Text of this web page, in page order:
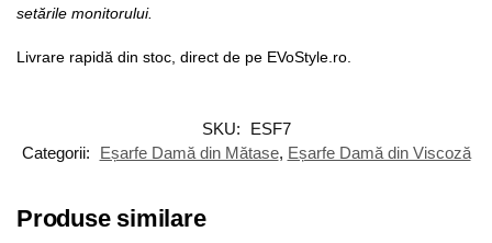
setările monitorului.
Livrare rapidă din stoc, direct de pe EVoStyle.ro.
SKU:
ESF7
Categorii:
Eșarfe Damă din Mătase, Eșarfe Damă din Viscoză
Produse similare